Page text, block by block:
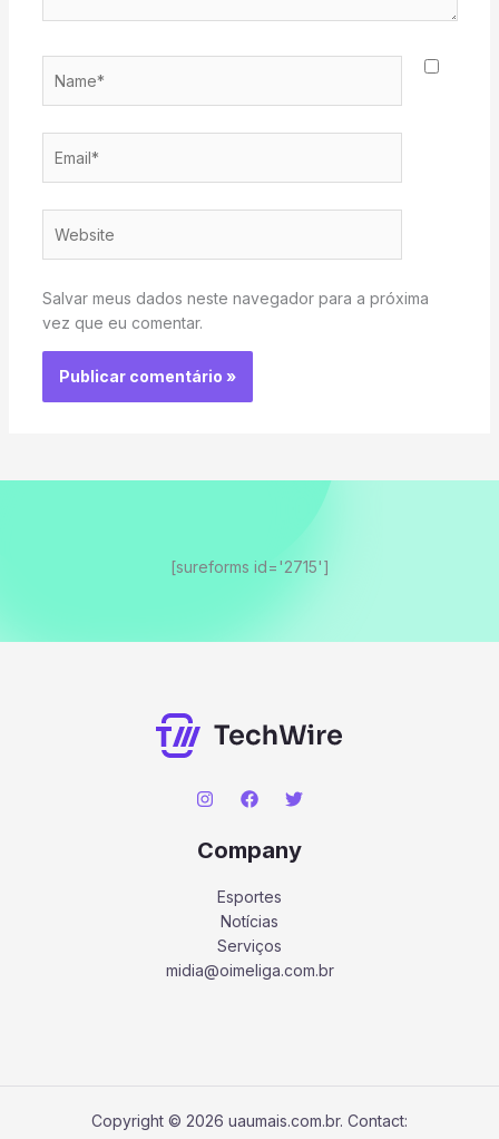
Salvar meus dados neste navegador para a próxima
vez que eu comentar.
[sureforms id='2715']
Company
Esportes
Notícias
Serviços
midia@oimeliga.com.br
Copyright © 2026 uaumais.com.br. Contact: